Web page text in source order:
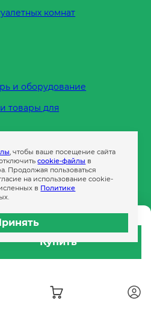
Купить
комнат
и оборудование
товары для
, чтобы ваше посещение сайта
cookie-файлы в
Продолжая пользоваться
на использование cookie-
в Политике